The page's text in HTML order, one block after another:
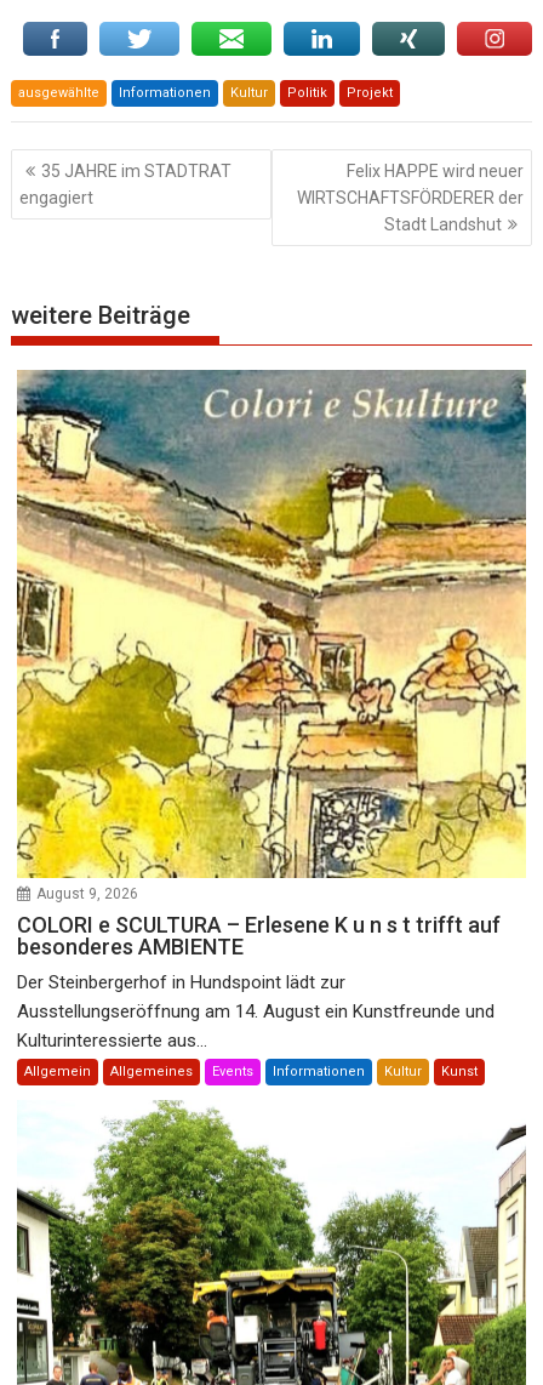
ausgewählte Informationen Kultur Politik Projekt
Beitragsnavigation
35 JAHRE im STADTRAT
engagiert
Felix HAPPE wird neuer
WIRTSCHAFTSFÖRDERER der
Stadt Landshut
weitere Beiträge
August 9, 2026
COLORI e SCULTURA – Erlesene K u n s t trifft auf
besonderes AMBIENTE
Der Steinbergerhof in Hundspoint lädt zur
Ausstellungseröffnung am 14. August ein Kunstfreunde und
Kulturinteressierte aus...
Allgemein Allgemeines Events Informationen Kultur Kunst